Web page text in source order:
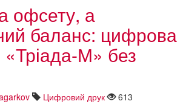
офсету, а
баланс: цифрова
«Тріада-М» без
Цифровий друк
613